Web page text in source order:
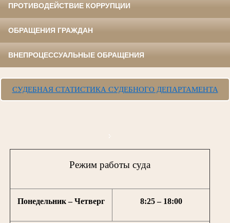
ПРОТИВОДЕЙСТВИЕ КОРРУПЦИИ
ОБРАЩЕНИЯ ГРАЖДАН
ВНЕПРОЦЕССУАЛЬНЫЕ ОБРАЩЕНИЯ
СУДЕБНАЯ СТАТИСТИКА СУДЕБНОГО ДЕПАРТАМЕНТА
Режим работы суда
Понедельник – Четверг 8:25 – 18:00